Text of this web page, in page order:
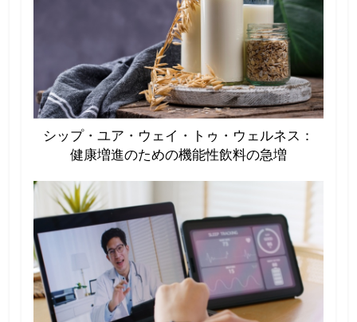
シップ・ユア・ウェイ・トゥ・ウェルネス：
健康増進のための機能性飲料の急増